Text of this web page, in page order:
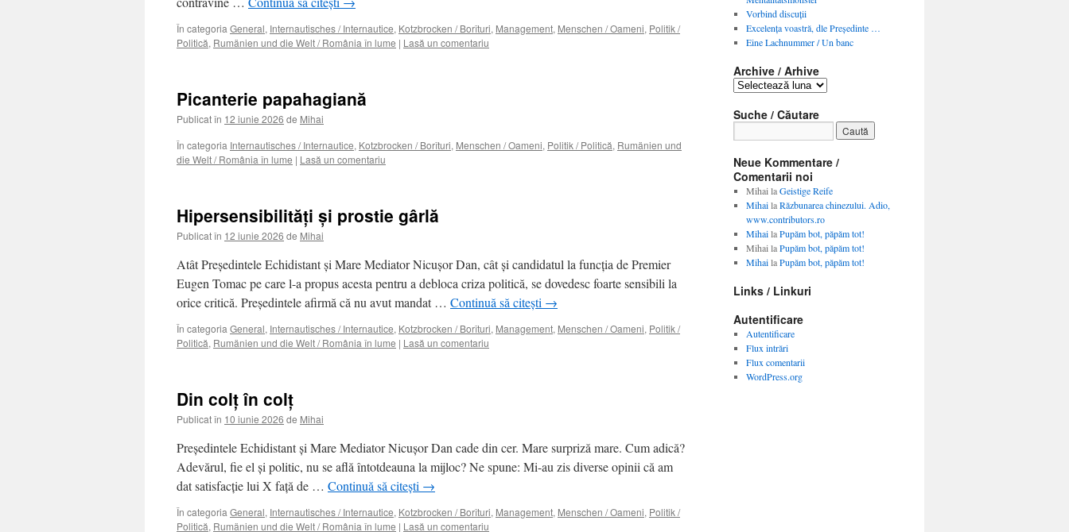
În categoria General, Internautisches / Internautice, Kotzbrocken / Borîturi, Management, Menschen / Oameni, Politik /
Politică, Rumänien und die Welt / România în lume | Lasă un comentariu
Picanterie papahagiană
Publicat în 12 iunie 2026 de Mihai
În categoria Internautisches / Internautice, Kotzbrocken / Borîturi, Menschen / Oameni, Politik / Politică, Rumänien und
die Welt / România în lume | Lasă un comentariu
Hipersensibilităţi şi prostie gârlă
Publicat în 12 iunie 2026 de Mihai
Atât Preşedintele Echidistant şi Mare Mediator Nicuşor Dan, cât şi candidatul la funcţia de Premier
Eugen Tomac pe care l-a propus acesta pentru a debloca criza politică, se dovedesc foarte sensibili la
orice critică. Preşedintele afirmă că nu avut mandat … Continuă să citești →
În categoria General, Internautisches / Internautice, Kotzbrocken / Borîturi, Management, Menschen / Oameni, Politik /
Politică, Rumänien und die Welt / România în lume | Lasă un comentariu
Din colţ în colţ
Publicat în 10 iunie 2026 de Mihai
Preşedintele Echidistant şi Mare Mediator Nicuşor Dan cade din cer. Mare surpriză mare. Cum adică?
Adevărul, fie el şi politic, nu se află întotdeauna la mijloc? Ne spune: Mi-au zis diverse opinii că am
dat satisfacție lui X față de … Continuă să citești →
În categoria General, Internautisches / Internautice, Kotzbrocken / Borîturi, Management, Menschen / Oameni, Politik /
Politică, Rumänien und die Welt / România în lume | Lasă un comentariu
Vorbind discuţii
Excelenţa voastră, dle Preşedinte …
Eine Lachnummer / Un banc
Archive / Arhive
Archive
Arhive
Suche / Căutare
Neue Kommentare /
Comentarii noi
Mihai laGeistige Reife
MihailaRăzbunarea chinezului. Adio,
www.contributors.ro
MihailaPupăm bot, păpăm tot!
Mihai laPupăm bot, păpăm tot!
MihailaPupăm bot, păpăm tot!
Links / Linkuri
Autentificare
Autentificare
Flux intrări
Flux comentarii
WordPress.org